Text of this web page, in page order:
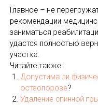
Главное – не
рекомендации
заниматься
удастся полностью
участка.
Читайте также:
Допустима ли
остеопорозе?
Удаление спинной